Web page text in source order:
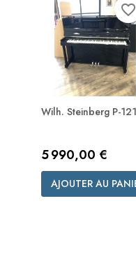
Wilh. Steinberg P-
Prix
5 990,00 €
AJOUTER AU
favorite_border